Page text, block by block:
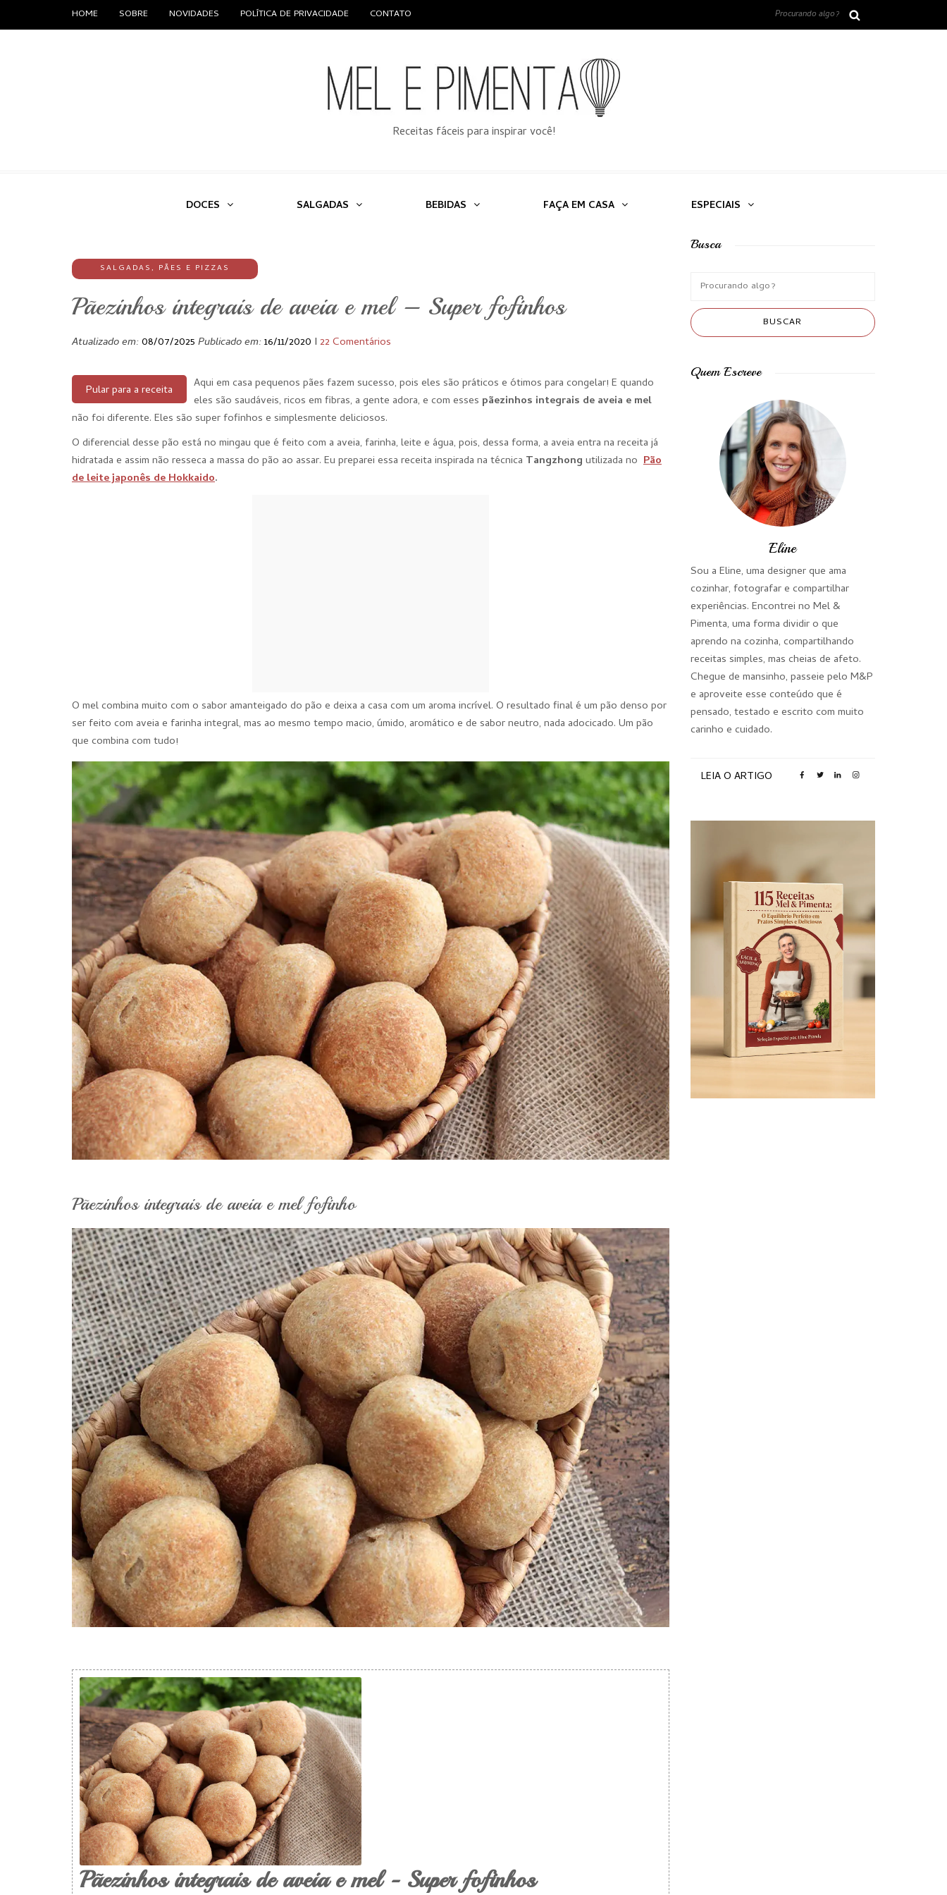
HOME SOBRE NOVIDADES POLÍTICA DE PRIVACIDADE CONTATO
Receitas fáceis para inspirar você!
DOCES SALGADAS BEBIDAS FAÇA EM CASA ESPECIAIS
SALGADAS, PÃES E PIZZAS
Pãezinhos integrais de aveia e mel – Super fofinhos
Atualizado em:08/07/2025 Publicado em:16/11/2020 I 22 Comentários
Pular para a receita
Aqui em casa pequenos pães fazem sucesso, pois eles são práticos e ótimos para congelar! E quando
eles são saudáveis, ricos em fibras, a gente adora, e com esses pãezinhos integrais de aveia e mel
não foi diferente. Eles são super fofinhos e simplesmente deliciosos.
O diferencial desse pão está no mingau que é feito com a aveia, farinha, leite e água, pois, dessa forma, a aveia entra na receita já
hidratada e assim não resseca a massa do pão ao assar. Eu preparei essa receita inspirada na técnica Tangzhong utilizada no Pão
de leite japonês de Hokkaido.
O mel combina muito com o sabor amanteigado do pão e deixa a casa com um aroma incrível. O resultado final é um pão denso por
ser feito com aveia e farinha integral, mas ao mesmo tempo macio, úmido, aromático e de sabor neutro, nada adocicado. Um pão
que combina com tudo!
Pãezinhos integrais de aveia e mel fofinho
Pãezinhos integrais de aveia e mel - Super fofinhos
Busca
Quem Escreve
Eline
Sou a Eline, uma designer que ama
cozinhar, fotografar e compartilhar
experiências. Encontrei no Mel &
Pimenta, uma forma dividir o que
aprendo na cozinha, compartilhando
receitas simples, mas cheias de afeto.
Chegue de mansinho, passeie pelo M&P
e aproveite esse conteúdo que é
pensado, testado e escrito com muito
carinho e cuidado.
LEIA O ARTIGO